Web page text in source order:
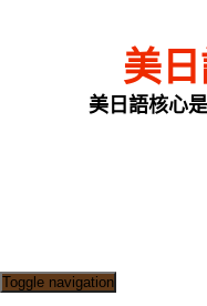
Toggle navigation
美
美日語核心